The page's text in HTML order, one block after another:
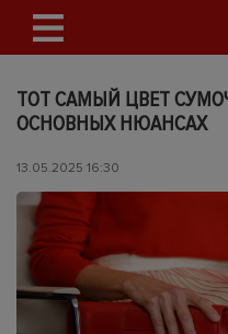
ТОТ САМЫЙ ЦВЕТ
ОСНОВНЫХ НЮАНСАХ
13.05.2025 16:30